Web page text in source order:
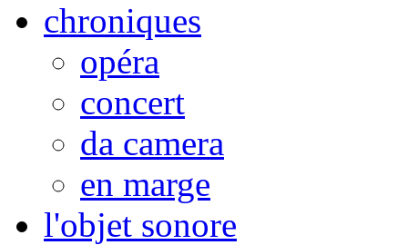
chroniques
opéra
concert
da camera
en marge
l'objet sonore